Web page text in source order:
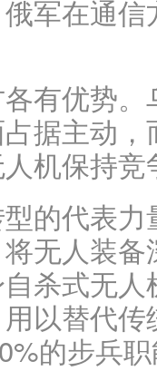
军在通信
有优势
据主动
机保持竞
的代表
无人装
杀式无
以替代
的步兵